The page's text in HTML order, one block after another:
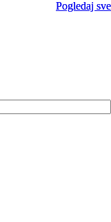
Pogledaj sve
Pogledaj sve